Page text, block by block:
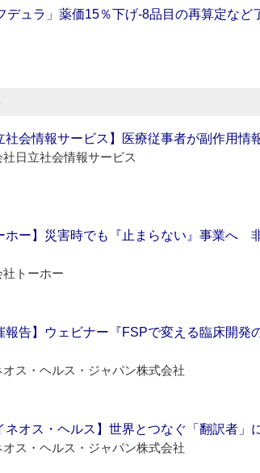
デュラ」薬価15％下げ‐8品目の再算定など
社会情報サービス】医療従事者が副作用情
社日立社会情報サービス
ホー】災害時でも『止まらない』事業へ
社トーホー
報告】ウェビナー『FSPで変える臨床開発
オス・ヘルス・ジャパン株式会社
ネオス・ヘルス】世界とつなぐ「翻訳者
オス・ヘルス・ジャパン株式会社